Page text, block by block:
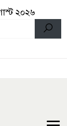
২০২৬